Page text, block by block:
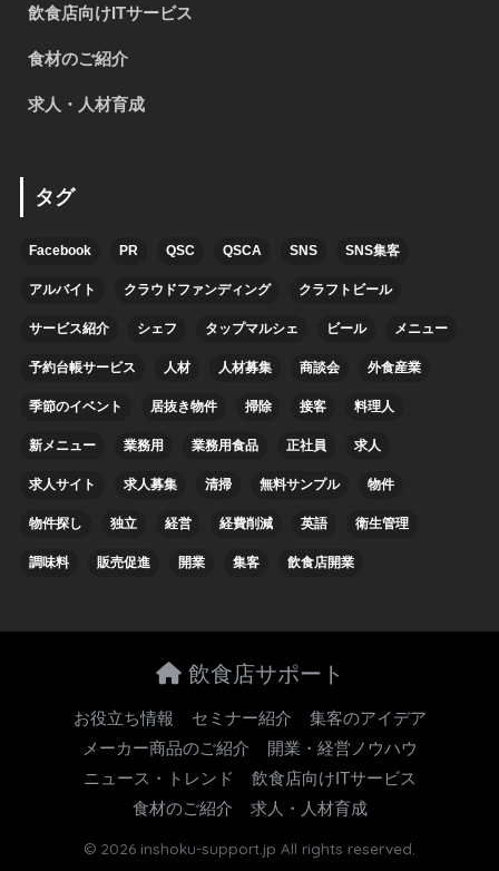
飲食店向けITサービス
食材のご紹介
求人・人材育成
タグ
Facebook PR QSC QSCA SNS SNS集客
アルバイト クラウドファンディング クラフトビール
サービス紹介 シェフ タップマルシェ ビール メニュー
予約台帳サービス 人材 人材募集 商談会 外食産業
季節のイベント 居抜き物件 掃除 接客 料理人
新メニュー 業務用 業務用食品 正社員 求人
求人サイト 求人募集 清掃 無料サンプル 物件
物件探し 独立 経営 経費削減 英語 衛生管理
調味料 販売促進 開業 集客 飲食店開業
飲食店サポート
お役立ち情報 セミナー紹介
集客のアイデア
メーカー商品のご紹介
開業・経営ノウハウ
ニュース・トレンド
飲食店向けITサービス
食材のご紹介
求人・人材育成
© 2026 inshoku-support.jp All rights reserved.